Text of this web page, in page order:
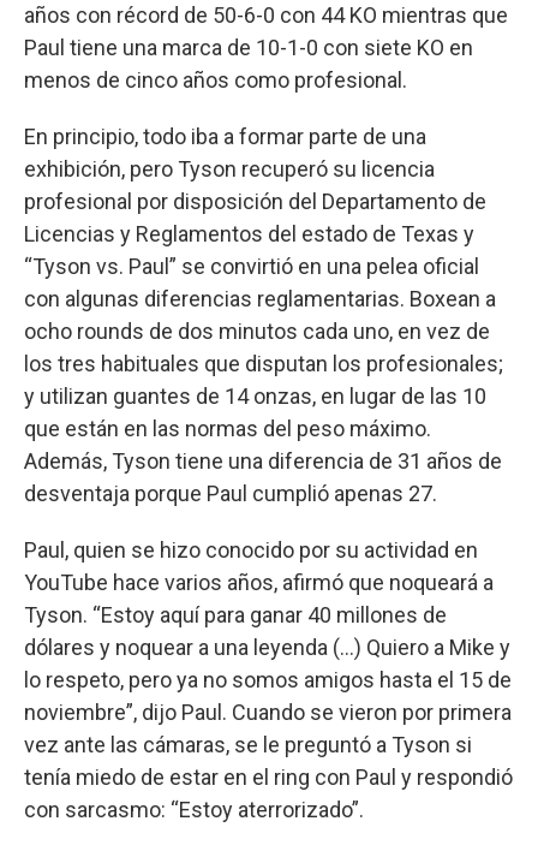
años con récord de 50-6-0 con 44 KO mientras que
Paul tiene una marca de 10-1-0 con siete KO en
menos de cinco años como profesional.
En principio, todo iba a formar parte de una
exhibición, pero Tyson recuperó su licencia
profesional por disposición del Departamento de
Licencias y Reglamentos del estado de Texas y
“Tyson vs. Paul” se convirtió en una pelea oficial
con algunas diferencias reglamentarias. Boxean a
ocho rounds de dos minutos cada uno, en vez de
los tres habituales que disputan los profesionales;
y utilizan guantes de 14 onzas, en lugar de las 10
que están en las normas del peso máximo.
Además, Tyson tiene una diferencia de 31 años de
desventaja porque Paul cumplió apenas 27.
Paul, quien se hizo conocido por su actividad en
YouTube hace varios años, afirmó que noqueará a
Tyson. “Estoy aquí para ganar 40 millones de
dólares y noquear a una leyenda (...) Quiero a Mike y
lo respeto, pero ya no somos amigos hasta el 15 de
noviembre”, dijo Paul. Cuando se vieron por primera
vez ante las cámaras, se le preguntó a Tyson si
tenía miedo de estar en el ring con Paul y respondió
con sarcasmo: “Estoy aterrorizado”.